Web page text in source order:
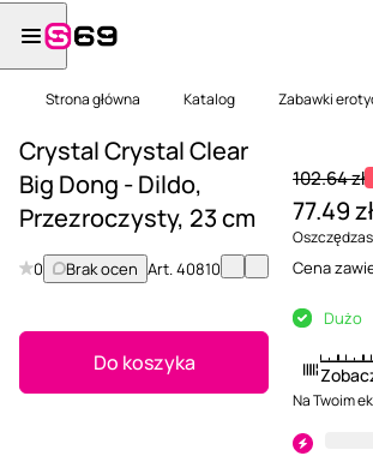
Strona główna Katalog Zabawki
Crystal Crystal Clear
Big Dong - Dildo,
Przezroczysty, 23 cm
0 Brak ocen Art.40810
Do koszyka
102.64 zł
77.49 zł
Cena
Dużo
Na Twoim